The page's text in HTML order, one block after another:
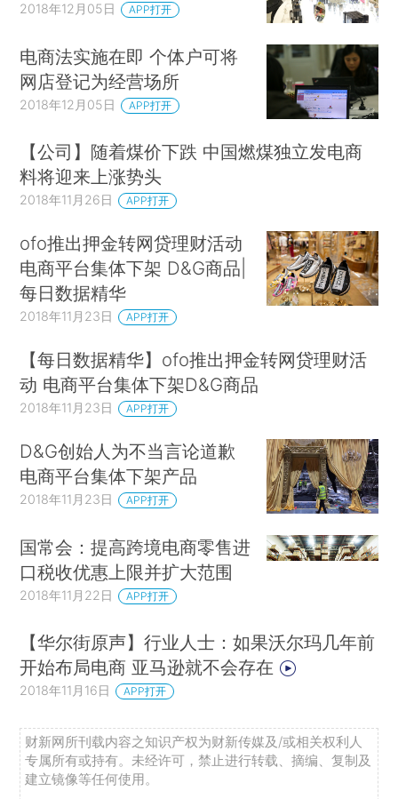
2018年12月05日 APP打开
电商法实施在即 个体户可将
网店登记为经营场所
2018年12月05日 APP打开
【公司】随着煤价下跌 中国燃煤独立发电商
料将迎来上涨势头
2018年11月26日 APP打开
ofo推出押金转网贷理财活动
电商平台集体下架 D&G商品|
每日数据精华
2018年11月23日 APP打开
【每日数据精华】ofo推出押金转网贷理财活
动 电商平台集体下架D&G商品
2018年11月23日 APP打开
D&G创始人为不当言论道歉
电商平台集体下架产品
2018年11月23日 APP打开
国常会：提高跨境电商零售进
口税收优惠上限并扩大范围
2018年11月22日 APP打开
【华尔街原声】行业人士：如果沃尔玛几年前
开始布局电商 亚马逊就不会存在
2018年11月16日 APP打开
财新网所刊载内容之知识产权为财新传媒及/或相关权利人
专属所有或持有。未经许可，禁止进行转载、摘编、复制及
建立镜像等任何使用。